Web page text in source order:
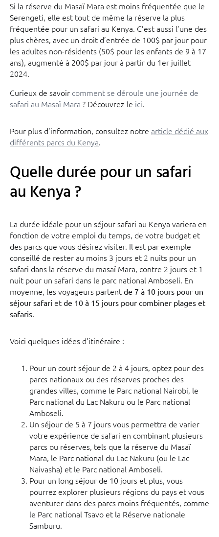
Si la réserve du Masaï Mara est moins fréquentée que le
Serengeti, elle est tout de même la réserve la plus
fréquentée pour un safari au Kenya. C’est aussi l’une des
plus chères, avec un droit d’entrée de 100$ par jour pour
les adultes non-résidents (50$ pour les enfants de 9 à 17
ans), augmenté à 200$ par jour à partir du 1er juillet
2024.
Curieux de savoir comment se déroule une journée de
safari au Masaï Mara ? Découvrez-le ici.
Pour plus d’information, consultez notre article dédié aux
différents parcs du Kenya.
Quelle durée pour un safari
au Kenya ?
La durée idéale pour un séjour safari au Kenya variera en
fonction de votre emploi du temps, de votre budget et
des parcs que vous désirez visiter. Il est par exemple
conseillé de rester au moins 3 jours et 2 nuits pour un
safari dans la réserve du masaï Mara, contre 2 jours et 1
nuit pour un safari dans le parc national Amboseli. En
moyenne, les voyageurs partent de 7 à 10 jours pour un
séjour safari et de 10 à 15 jours pour combiner plages et
safaris.
Voici quelques idées d’itinéraire :
Pour un court séjour de 2 à 4 jours, optez pour des
parcs nationaux ou des réserves proches des
grandes villes, comme le Parc national Nairobi, le
Parc national du Lac Nakuru ou le Parc national
Amboseli.
Un séjour de 5 à 7 jours vous permettra de varier
votre expérience de safari en combinant plusieurs
parcs ou réserves, tels que la réserve du Masaï
Mara, le Parc national du Lac Nakuru (ou le Lac
Naivasha) et le Parc national Amboseli.
Pour un long séjour de 10 jours et plus, vous
pourrez explorer plusieurs régions du pays et vous
aventurer dans des parcs moins fréquentés, comme
le Parc national Tsavo et la Réserve nationale
Samburu.